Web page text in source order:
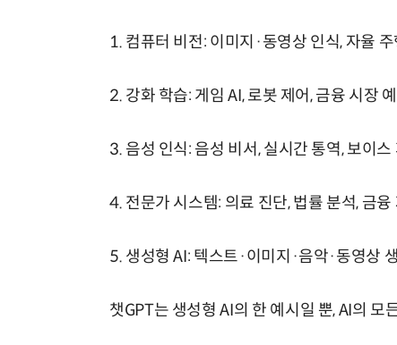
1. 컴퓨터 비전: 이미지·동영상 인식, 자율
2. 강화 학습: 게임 AI, 로봇 제어, 금융 시장
3. 음성 인식: 음성 비서, 실시간 통역, 보이스
4. 전문가 시스템: 의료 진단, 법률 분석, 금융
5. 생성형 AI: 텍스트·이미지·음악·동영상
챗GPT는 생성형 AI의 한 예시일 뿐, AI의 모